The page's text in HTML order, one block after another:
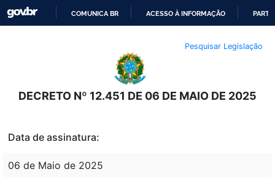
O
CONTEÚDO
COMUNICA BR ACESSO À INFORMAÇÃO
Pesquisar Legislação
DECRETO Nº 12.451 DE 06 DE MAIO DE 2025
Data de assinatura:
06 de Maio de 2025